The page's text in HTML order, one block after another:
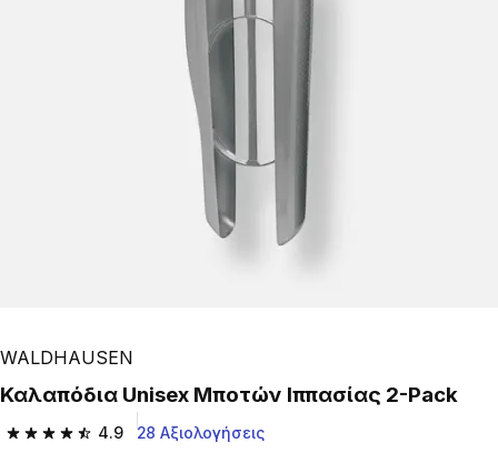
WALDHAUSEN
Καλαπόδια Unisex Μποτών Ιππασίας 2-Pack
4.9
4.9 out of 5 stars from 28 reviews
28 Αξιολογήσεις